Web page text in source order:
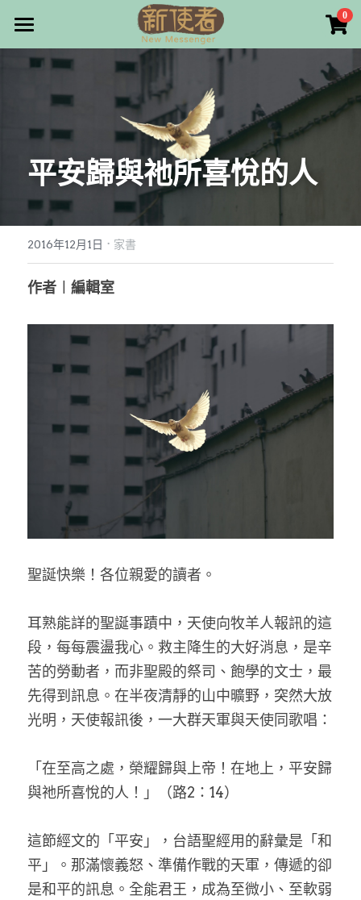
0
最新消息
關於我們
雜誌目錄
雜誌專欄
最新文章
編者的話
本期主題
台灣教會人物檔案
成長部落格
特稿
解惑之窗
母語葡萄園
神學淺說
信仰生活
好書櫥窗
厝邊頭尾
家書
畫話人生
寫寫畫畫
漫畫
訂購/奉獻/廣告刊登
好站連結
平安歸與祂所喜悅的人
2016年12月1日 · 家書
作者︱編輯室
聖誕快樂！各位親愛的讀者。
耳熟能詳的聖誕事蹟中，天使向牧羊人報訊的這
段，每每震盪我心。救主降生的大好消息，是辛
苦的勞動者，而非聖殿的祭司、飽學的文士，最
先得到訊息。在半夜清靜的山中曠野，突然大放
光明，天使報訊後，一大群天軍與天使同歌唱：
「在至高之處，榮耀歸與上帝！在地上，平安歸
與祂所喜悅的人！」（路2：14）
這節經文的「平安」，台語聖經用的辭彙是「和
平」。那滿懷義怒、準備作戰的天軍，傳遞的卻
是和平的訊息。全能君王，成為至微小、至軟弱
×
商品分類